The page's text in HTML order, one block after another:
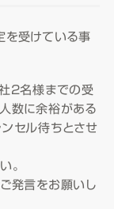
を受けている事
2名様までの受
数に余裕がある
セル待ちとさせ
。
発言をお願いし